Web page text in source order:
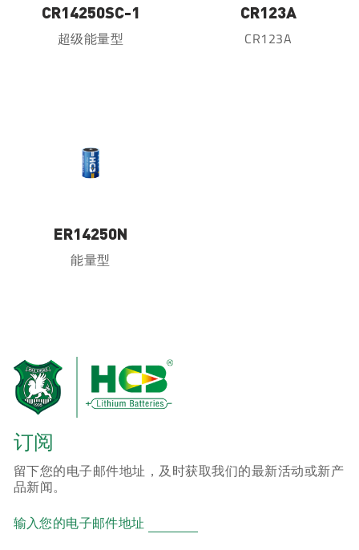
CR14250SC-1
超级能量型
CR123A
CR123A
ER14250N
能量型
订阅
留下您的电子邮件地址，及时获取我们的最新活动或新产
品新闻。
输入您的电子邮件地址